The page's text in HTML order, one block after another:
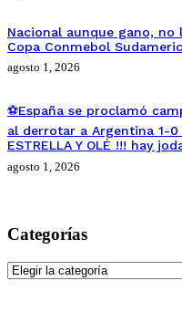
Nacional aunque gano,
Copa Conmebol
agosto 1, 2026
⚽España se proclamó
al derrotar a Argentina 1-0
ESTRELLA Y OLÉ !!! hay
agosto 1, 2026
Categorías
Categorías